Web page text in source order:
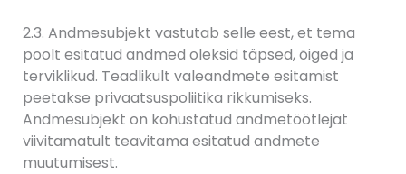
2.3. Andmesubjekt vastutab selle eest, et tema
poolt esitatud andmed oleksid täpsed, õiged ja
terviklikud. Teadlikult valeandmete esitamist
peetakse privaatsuspoliitika rikkumiseks.
Andmesubjekt on kohustatud andmetöötlejat
viivitamatult teavitama esitatud andmete
muutumisest.